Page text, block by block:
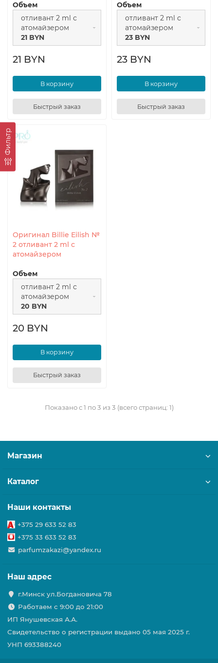
Фильтр
Объем
отливант 2 ml с
атомайзером
21 BYN
21 BYN
В корзину
Быстрый заказ
Объем
отливант 2 ml с
атомайзером
23 BYN
23 BYN
В корзину
Быстрый заказ
Оригинал Billie Eilish №
2 отливант 2 ml с
атомайзером
Объем
отливант 2 ml с
атомайзером
20 BYN
20 BYN
В корзину
Быстрый заказ
Показано с 1 по 3 из 3 (всего страниц: 1)
Магазин
Каталог
Наши контакты
+375 29 633 52 83
+375 33 633 52 83
parfumzakazi@yandex.ru
Наш адрес
г.Минск ул.Богдановича 78
Работаем с 9:00 до 21:00
ИП Янушевская А.А.
Свидетельство о регистрации выдано 05 мая 2025 г.
УНП 693388240